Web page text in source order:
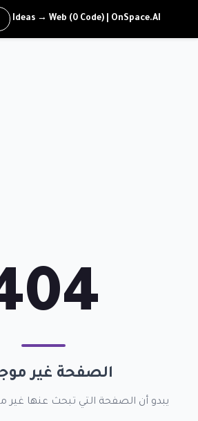
Ideas → Web (0 Code) | OnSpace.AI
الصفحة غير
يبدو أن الصفحة التي تبحث عنها غير